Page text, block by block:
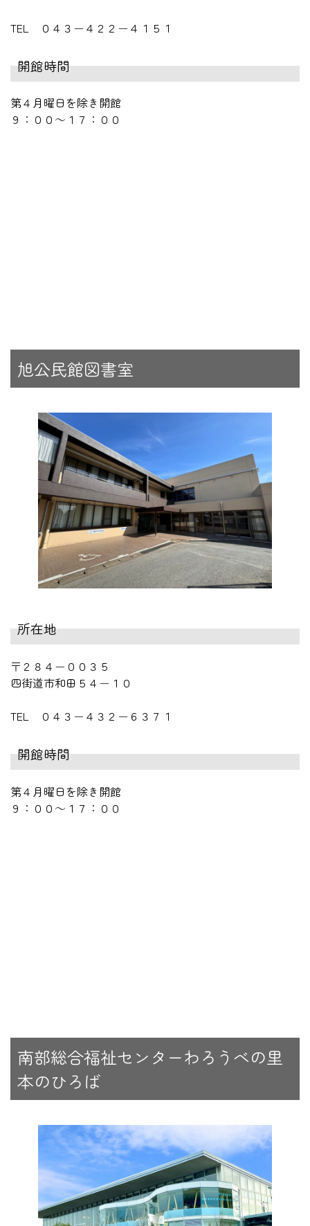
TEL ０４３－４２２－４１５１
開館時間
第４月曜日を除き開館
９：００～１７：００
旭公民館図書室
所在地
〒２８４－００３５
四街道市和田５４－１０
TEL ０４３－４３２－６３７１
開館時間
第４月曜日を除き開館
９：００～１７：００
南部総合福祉センターわろうべの里
本のひろば